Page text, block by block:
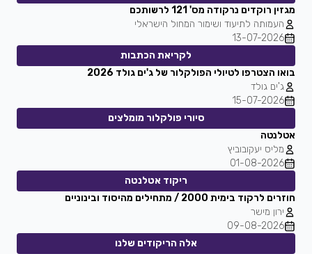
מגזין רוקדים נרקודה מס' 121 לרשותכם
העמותה לתיעוד ושימור המחול הישראלי
13-07-2026
לקריאת הכתבות
בואו הצטרפו לטיולי הפולקלור של ג'ים גולד 2026
ג'ים גולד
15-07-2026
סיורי פולקלור מומלצים
אטלנטה
מליס יעקובוביץ
01-08-2026
ריקוד אטלנטה
חוזרים לרקוד בימית 2000 / מתחילים מהיסוד ובינוניים
ירון מישר
09-08-2026
אלה הריקודים שלנו